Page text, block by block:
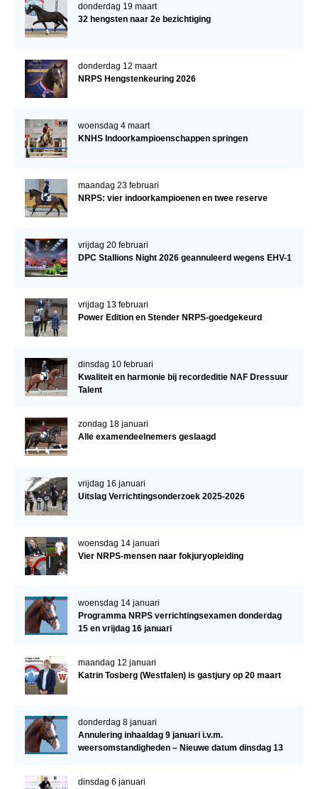
donderdag 19 maart
32 hengsten naar 2e bezichtiging
donderdag 12 maart
NRPS Hengstenkeuring 2026
woensdag 4 maart
KNHS Indoorkampioenschappen springen
maandag 23 februari
NRPS: vier indoorkampioenen en twee reserve
vrijdag 20 februari
DPC Stallions Night 2026 geannuleerd wegens EHV-1
vrijdag 13 februari
Power Edition en Stender NRPS-goedgekeurd
dinsdag 10 februari
Kwaliteit en harmonie bij recordeditie NAF Dressuur
Talent
zondag 18 januari
Alle examendeelnemers geslaagd
vrijdag 16 januari
Uitslag Verrichtingsonderzoek 2025-2026
woensdag 14 januari
Vier NRPS-mensen naar fokjuryopleiding
woensdag 14 januari
Programma NRPS verrichtingsexamen donderdag
15 en vrijdag 16 januari
maandag 12 januari
Katrin Tosberg (Westfalen) is gastjury op 20 maart
donderdag 8 januari
Annulering inhaaldag 9 januari i.v.m.
weersomstandigheden – Nieuwe datum dinsdag 13
dinsdag 6 januari